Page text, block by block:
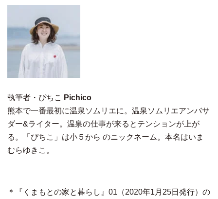
執筆者・ ぴちこ
Pichico
熊本で一番最初に温泉ソムリエに。温泉ソムリエアンバサ
ダー&ライター。温泉の仕事が来るとテンションが上が
る。「ぴちこ」は小５から のニックネーム。本名はいま
むらゆきこ。
＊『くまもとの家と暮らし』01（2020年1月25日発行）の